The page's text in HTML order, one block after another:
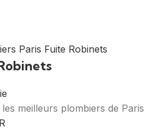
meilleurs plombiers de